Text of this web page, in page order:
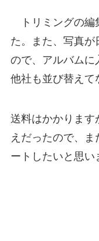
トリミングの編
た。また、写真が
ので、アルバムに
他社も並び替えて
送料はかかります
えだったので、
ートしたいと思い